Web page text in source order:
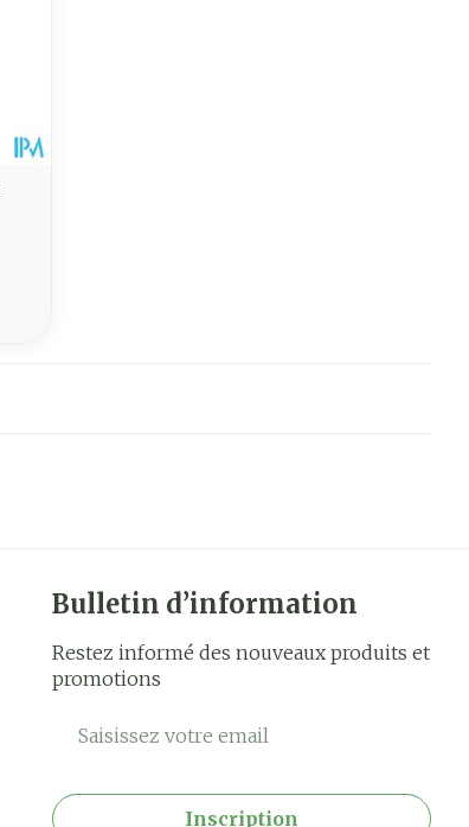
Bulletin d’information
Restez informé des nouveaux produits et
promotions
Inscription